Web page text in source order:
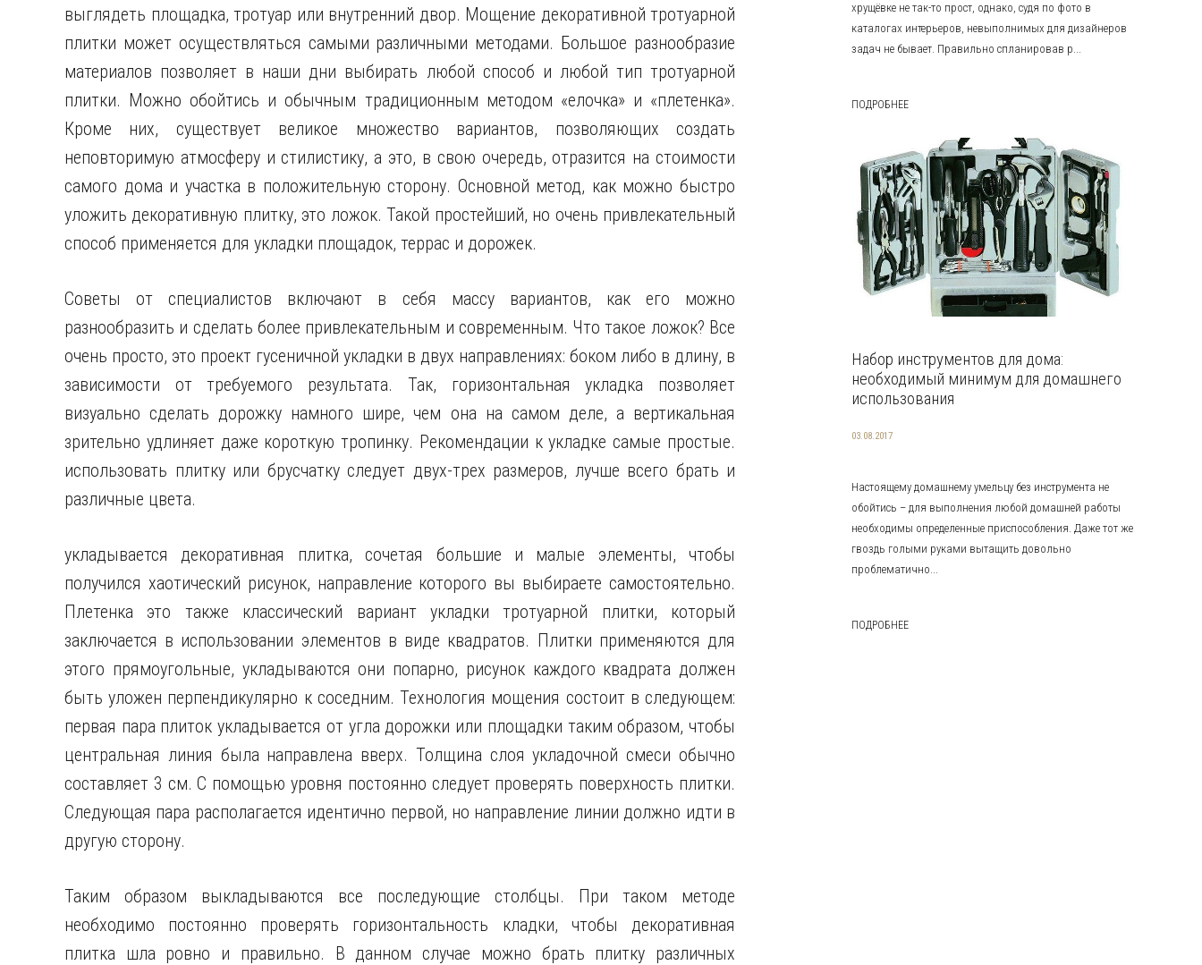
выглядеть площадка, тротуар или внутренний двор. Мощение декоративной тротуарной
плитки может осуществляться самыми различными методами. Большое разнообразие
материалов позволяет в наши дни выбирать любой способ и любой тип тротуарной
плитки. Можно обойтись и обычным традиционным методом «елочка» и «плетенка».
Кроме них, существует великое множество вариантов, позволяющих создать
неповторимую атмосферу и стилистику, а это, в свою очередь, отразится на стоимости
самого дома и участка в положительную сторону. Основной метод, как можно быстро
уложить декоративную плитку, это ложок. Такой простейший, но очень привлекательный
способ применяется для укладки площадок, террас и дорожек.
Советы от специалистов включают в себя массу вариантов, как его можно
разнообразить и сделать более привлекательным и современным. Что такое ложок? Все
очень просто, это проект гусеничной укладки в двух направлениях: боком либо в длину, в
зависимости от требуемого результата. Так, горизонтальная укладка позволяет
визуально сделать дорожку намного шире, чем она на самом деле, а вертикальная
зрительно удлиняет даже короткую тропинку. Рекомендации к укладке самые простые.
использовать плитку или брусчатку следует двух-трех размеров, лучше всего брать и
различные цвета.
укладывается декоративная плитка, сочетая большие и малые элементы, чтобы
получился хаотический рисунок, направление которого вы выбираете самостоятельно.
Плетенка это также классический вариант укладки тротуарной плитки, который
заключается в использовании элементов в виде квадратов. Плитки применяются для
этого прямоугольные, укладываются они попарно, рисунок каждого квадрата должен
быть уложен перпендикулярно к соседним. Технология мощения состоит в следующем:
первая пара плиток укладывается от угла дорожки или площадки таким образом, чтобы
центральная линия была направлена вверх. Толщина слоя укладочной смеси обычно
составляет 3 см. С помощью уровня постоянно следует проверять поверхность плитки.
Следующая пара располагается идентично первой, но направление линии должно идти в
другую сторону.
Таким образом выкладываются все последующие столбцы. При таком методе
необходимо постоянно проверять горизонтальность кладки, чтобы декоративная
плитка шла ровно и правильно. В данном случае можно брать плитку различных
хрущёвке не так-то прост, однако, судя по фото в
каталогах интерьеров, невыполнимых для дизайнеров
задач не бывает. Правильно спланировав р...
ПОДРОБНЕЕ
Набор инструментов для дома:
необходимый минимум для домашнего
использования
03.08.2017
Настоящему домашнему умельцу без инструмента не
обойтись – для выполнения любой домашней работы
необходимы определенные приспособления. Даже тот же
гвоздь голыми руками вытащить довольно
проблематично...
ПОДРОБНЕЕ